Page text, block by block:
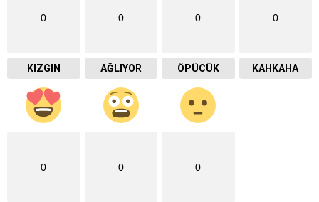
0
KIZGIN
0
AĞLIYOR
0
ÖPÜCÜK
0
KAHKAHA
0 0 0